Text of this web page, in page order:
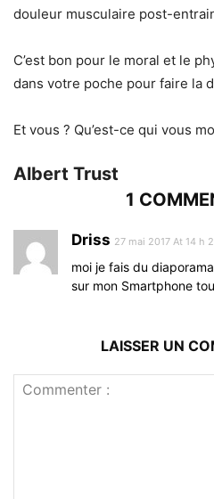
douleur musculaire post-
C’est bon pour le moral et le
dans votre poche pour faire la
Et vous ? Qu’est-ce qui vous
Albert Trust
1
Driss 27 mai 2017 At 14 h
moi je fais du
sur mon Smartphone
LAISSER UN